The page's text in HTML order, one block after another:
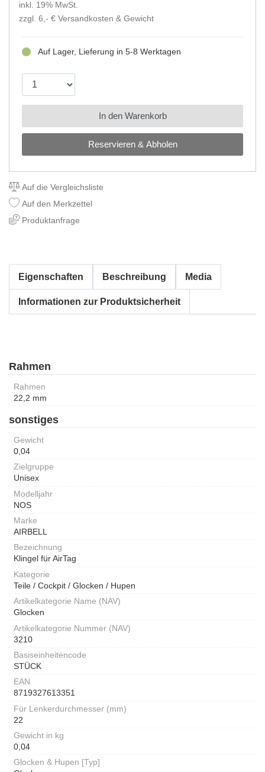
inkl. 19% MwSt.
zzgl. 6,- € Versandkosten & Gewicht
Reservieren & Abholen
Auf Lager, Lieferung in 5-8 Werktagen
In den Warenkorb
Auf die Vergleichsliste
Auf den Merkzettel
Produktanfrage
Eigenschaften Beschreibung Media
Informationen zur Produktsicherheit
Rahmen
Rahmen
22,2 mm
sonstiges
Gewicht
0,04
Zielgruppe
Unisex
Modelljahr
NOS
Marke
AIRBELL
Bezeichnung
Klingel für AirTag
Kategorie
Teile / Cockpit / Glocken / Hupen
Artikelkategorie Name (NAV)
Glocken
Artikelkategorie Nummer (NAV)
3210
Basiseinheitencode
STÜCK
EAN
8719327613351
Für Lenkerdurchmesser (mm)
22
Gewicht in kg
0,04
Glocken & Hupen [Typ]